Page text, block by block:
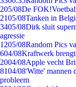
205/08De
2105/08Tanken in
3405/08Dirk sluit
agressie
1205/08Random Pics
604/08Kraftwerk
2004/08Apple vecht
8104/08'Witte' mannen
probleem